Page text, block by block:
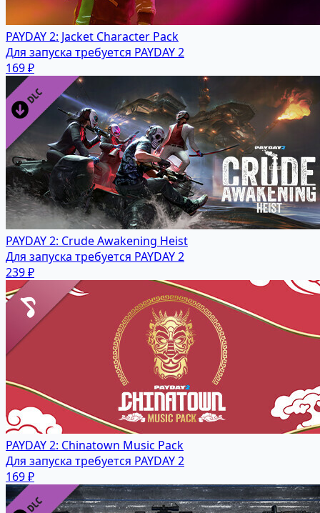
PAYDAY 2: Jacket Character Pack
Для запуска требуется PAYDAY 2
169 ₽
PAYDAY 2: Crude Awakening Heist
Для запуска требуется PAYDAY 2
239 ₽
PAYDAY 2: Chinatown Music Pack
Для запуска требуется PAYDAY 2
169 ₽